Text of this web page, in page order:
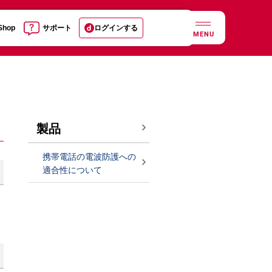
サポート ログインする
MENU
製品
携帯電話の電波防護への
適合性について